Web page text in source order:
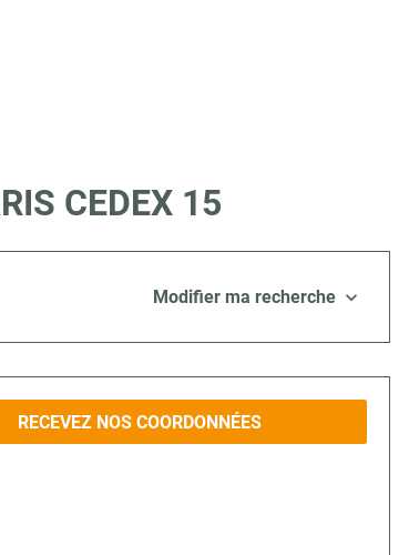
CEDEX 15
Modifier ma recherche
RECEVEZ NOS COORDONNÉES